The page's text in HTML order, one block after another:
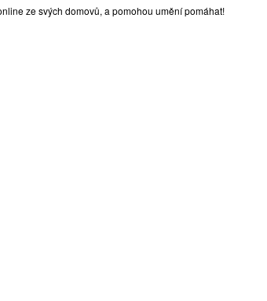
ze svých domovů, a pomohou umění pomáhat!